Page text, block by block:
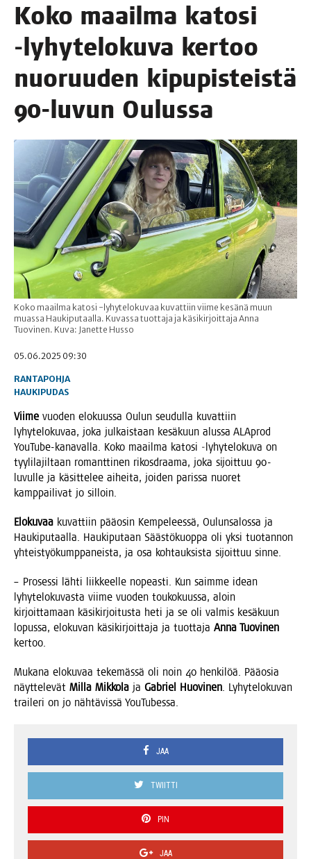
Koko maa­il­ma kato­si
‑lyhy­te­lo­ku­va ker­too
nuo­ruu­den kipu­pis­teis­tä
90-luvun Oulussa
Koko maailma katosi -lyhytelokuvaa kuvattiin viime kesänä muun
muassa Haukiputaalla. Kuvassa tuottaja ja käsikirjoittaja Anna
Tuovinen. Kuva: Janette Husso
05.06.2025 09:30
RANTAPOHJA
HAUKIPUDAS
Vii­me vuo­den elo­kuus­sa Oulun seu­dul­la kuvat­tiin
lyhy­te­lo­ku­vaa, joka jul­kais­taan kesä­kuun alus­sa ALA­prod
You­Tu­be-kana­val­la. Koko maa­il­ma kato­si ‑lyhy­te­lo­ku­va on
tyy­li­la­jil­taan romant­ti­nen rikos­draa­ma, joka sijoit­tuu 90-
luvul­le ja käsit­te­lee aihei­ta, joi­den paris­sa nuo­ret
kamp­pai­li­vat jo silloin.
Elo­ku­vaa kuvat­tiin pää­osin Kem­pe­lees­sä, Oulun­sa­los­sa ja
Hau­ki­pu­taal­la. Hau­ki­pu­taan Sääs­tö­kuop­pa oli yksi tuo­tan­non
yhteis­työ­kump­pa­neis­ta, ja osa koh­tauk­sis­ta sijoit­tuu sinne.
– Pro­ses­si läh­ti liik­keel­le nopeas­ti. Kun saim­me idean
lyhy­te­lo­ku­vas­ta vii­me vuo­den tou­ko­kuus­sa, aloin
kir­joit­ta­maan käsi­kir­joi­tus­ta heti ja se oli val­mis kesä­kuun
lopus­sa, elo­ku­van käsi­kir­joit­ta­ja ja tuot­ta­ja Anna Tuo­vi­nen
kertoo.
Muka­na elo­ku­vaa teke­mäs­sä oli noin 40 hen­ki­löä. Pää­osia
näyt­te­le­vät Mil­la Mik­ko­la ja Gabriel Huo­vi­nen. Lyhy­te­lo­ku­van
trai­le­ri on jo näh­tä­vis­sä YouTubessa.
JAA
TWIITTI
PIN
JAA